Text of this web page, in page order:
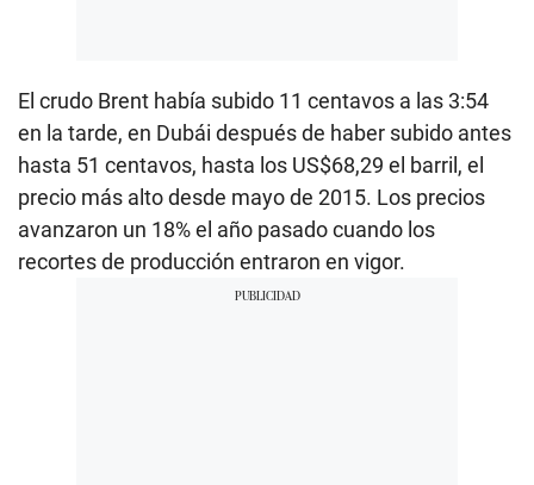
El crudo Brent había subido 11 centavos a las 3:54
en la tarde, en Dubái después de haber subido antes
hasta 51 centavos, hasta los US$68,29 el barril, el
precio más alto desde mayo de 2015. Los precios
avanzaron un 18% el año pasado cuando los
recortes de producción entraron en vigor.